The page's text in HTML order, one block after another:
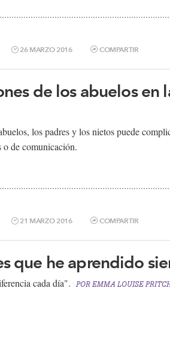
26 MARZO 2016 COMPARTIR
de los abuelos en
los padres y los nietos puede
o de comunicación.
21 MARZO 2016 COMPARTIR
que he aprendido
cada día". POR EMMA LOUISE